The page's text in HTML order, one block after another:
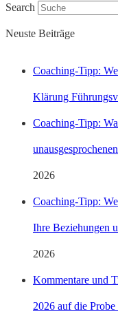
Search
Neuste Beiträge
Coaching-Tipp:
Klärung
Coaching-Tipp:
2026
Coaching-Tipp:
Ihre Beziehungen
2026
Kommentare und
2026 auf die Probe